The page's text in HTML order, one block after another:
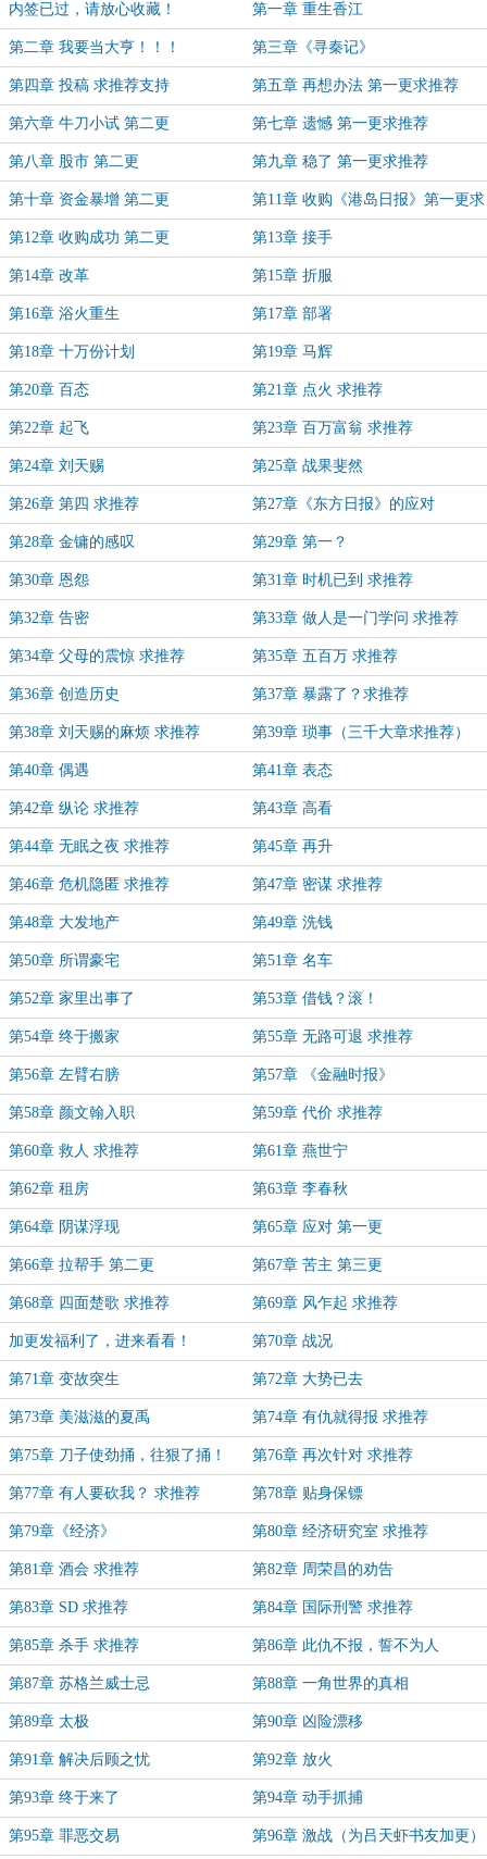
内签已过，请放心收藏！ 第一章 重生香江
第二章 我要当大亨！！！ 第三章《寻秦记》
第四章 投稿 求推荐支持 第五章 再想办法 第一更求推荐
第六章 牛刀小试 第二更 第七章 遗憾 第一更求推荐
第八章 股市 第二更 第九章 稳了 第一更求推荐
第十章 资金暴增 第二更 第11章 收购《港岛日报》第一更求
推荐
第12章 收购成功 第二更 第13章 接手
第14章 改革 第15章 折服
第16章 浴火重生 第17章 部署
第18章 十万份计划 第19章 马辉
第20章 百态 第21章 点火 求推荐
第22章 起飞 第23章 百万富翁 求推荐
第24章 刘天赐 第25章 战果斐然
第26章 第四 求推荐 第27章《东方日报》的应对
第28章 金镛的感叹 第29章 第一？
第30章 恩怨 第31章 时机已到 求推荐
第32章 告密 第33章 做人是一门学问 求推荐
第34章 父母的震惊 求推荐 第35章 五百万 求推荐
第36章 创造历史 第37章 暴露了？求推荐
第38章 刘天赐的麻烦 求推荐 第39章 琐事（三千大章求推荐）
第40章 偶遇 第41章 表态
第42章 纵论 求推荐 第43章 高看
第44章 无眠之夜 求推荐 第45章 再升
第46章 危机隐匿 求推荐 第47章 密谋 求推荐
第48章 大发地产 第49章 洗钱
第50章 所谓豪宅 第51章 名车
第52章 家里出事了 第53章 借钱？滚！
第54章 终于搬家 第55章 无路可退 求推荐
第56章 左臂右膀 第57章 《金融时报》
第58章 颜文翰入职 第59章 代价 求推荐
第60章 救人 求推荐 第61章 燕世宁
第62章 租房 第63章 李春秋
第64章 阴谋浮现 第65章 应对 第一更
第66章 拉帮手 第二更 第67章 苦主 第三更
第68章 四面楚歌 求推荐 第69章 风乍起 求推荐
加更发福利了，进来看看！ 第70章 战况
第71章 变故突生 第72章 大势已去
第73章 美滋滋的夏禹 第74章 有仇就得报 求推荐
第75章 刀子使劲捅，往狠了捅！ 第76章 再次针对 求推荐
第77章 有人要砍我？ 求推荐 第78章 贴身保镖
第79章《经济》 第80章 经济研究室 求推荐
第81章 酒会 求推荐 第82章 周荣昌的劝告
第83章 SD 求推荐 第84章 国际刑警 求推荐
第85章 杀手 求推荐 第86章 此仇不报，誓不为人
第87章 苏格兰威士忌 第88章 一角世界的真相
第89章 太极 第90章 凶险漂移
第91章 解决后顾之忧 第92章 放火
第93章 终于来了 第94章 动手抓捕
第95章 罪恶交易 第96章 激战（为吕天虾书友加更）